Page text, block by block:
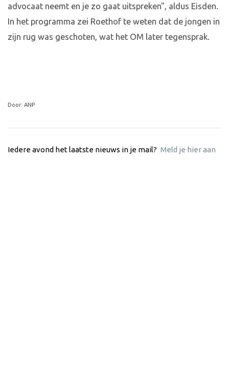
advocaat neemt en je zo gaat uitspreken", aldus Eisden.
In het programma zei Roethof te weten dat de jongen in
zijn rug was geschoten, wat het OM later tegensprak.
Door: ANP
Iedere avond het laatste nieuws in je mail? Meld je hier aan